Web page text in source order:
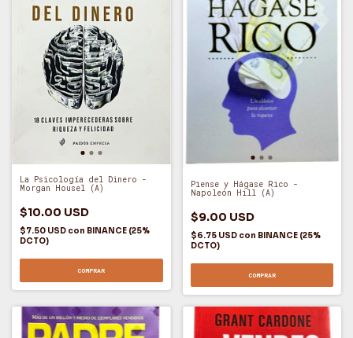
La Psicología del Dinero -
Morgan Housel (A)
$10.00 USD
$7.50 USD con BINANCE (25%
DCTO)
COMPRAR
Piense y Hágase Rico -
Napoleón Hill (A)
$9.00 USD
$6.75 USD con BINANCE (25%
DCTO)
COMPRAR